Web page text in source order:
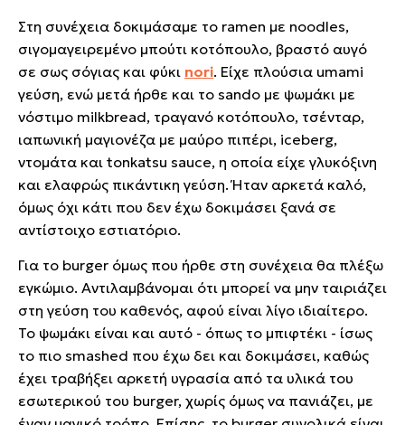
Στη συνέχεια δοκιμάσαμε το ramen με noodles,
σιγομαγειρεμένο μπούτι κοτόπουλο, βραστό αυγό
σε σως σόγιας και φύκι nori. Είχε πλούσια umami
γεύση, ενώ μετά ήρθε και το sando με ψωμάκι με
νόστιμο milkbread, τραγανό κοτόπουλο, τσένταρ,
ιαπωνική μαγιονέζα με μαύρο πιπέρι, iceberg,
ντομάτα και tonkatsu sauce, η οποία είχε γλυκόξινη
και ελαφρώς πικάντικη γεύση. Ήταν αρκετά καλό,
όμως όχι κάτι που δεν έχω δοκιμάσει ξανά σε
αντίστοιχο εστιατόριο.
Για το burger όμως που ήρθε στη συνέχεια θα πλέξω
εγκώμιο. Αντιλαμβάνομαι ότι μπορεί να μην ταιριάζει
στη γεύση του καθενός, αφού είναι λίγο ιδιαίτερο.
Το ψωμάκι είναι και αυτό - όπως το μπιφτέκι - ίσως
το πιο smashed που έχω δει και δοκιμάσει, καθώς
έχει τραβήξει αρκετή υγρασία από τα υλικά του
εσωτερικού του burger, χωρίς όμως να πανιάζει, με